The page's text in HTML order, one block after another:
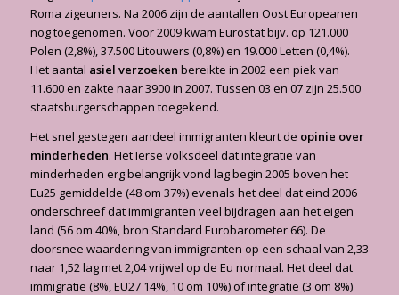
Roma zigeuners. Na 2006 zijn de aantallen Oost Europeanen
nog toegenomen. Voor 2009 kwam Eurostat bijv. op 121.000
Polen (2,8%), 37.500 Litouwers (0,8%) en 19.000 Letten (0,4%).
Het aantal asiel verzoeken bereikte in 2002 een piek van
11.600 en zakte naar 3900 in 2007. Tussen 03 en 07 zijn 25.500
staatsburgerschappen toegekend.
Het snel gestegen aandeel immigranten kleurt de opinie over
minderheden. Het Ierse volksdeel dat integratie van
minderheden erg belangrijk vond lag begin 2005 boven het
Eu25 gemiddelde (48 om 37%) evenals het deel dat eind 2006
onderschreef dat immigranten veel bijdragen aan het eigen
land (56 om 40%, bron Standard Eurobarometer 66). De
doorsnee waardering van immigranten op een schaal van 2,33
naar 1,52 lag met 2,04 vrijwel op de Eu normaal. Het deel dat
immigratie (8%, EU27 14%, 10 om 10%) of integratie (3 om 8%)